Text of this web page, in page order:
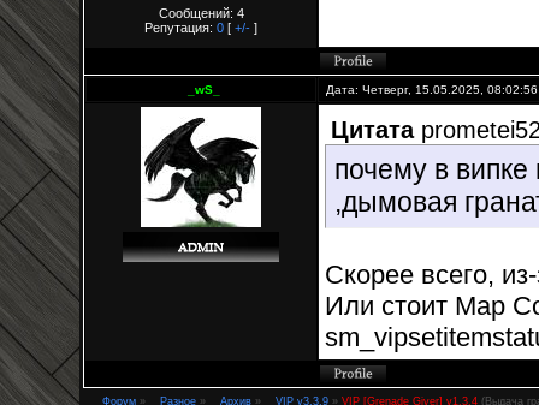
Сообщений: 4
Репутация: 0 [ +/- ]
_wS_ Дата: Четверг, 15.05.2025,
Цитата
почему в випке
,дымовая
Скорее всего,
Или стоит Map
Форум » Разное » Архив » VIP v3.3.9 » VIP [Grenade Giver] v1.3.4 (Выдача